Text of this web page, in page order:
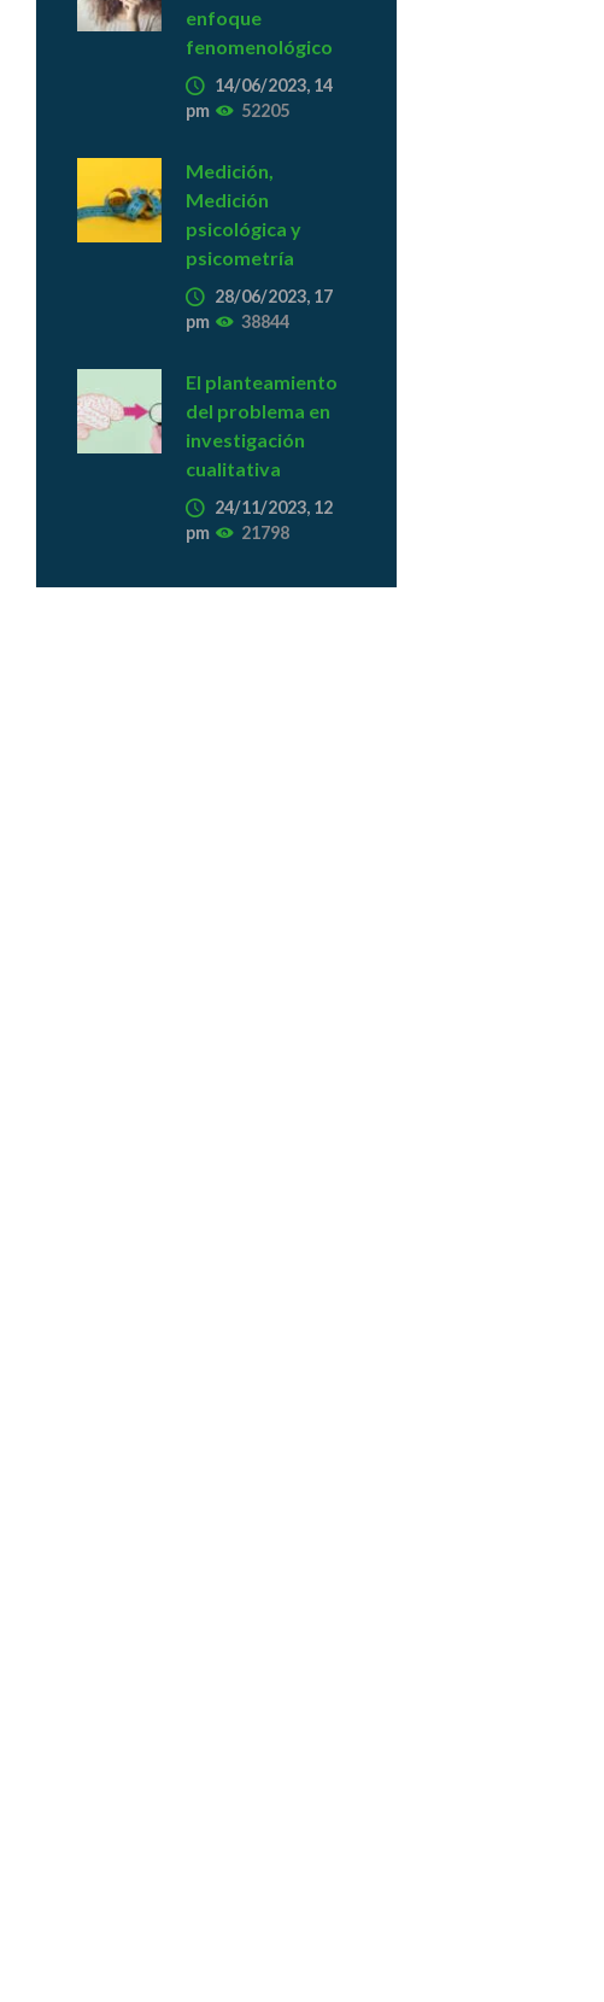
enfoque
fenomenológico
14/06/2023, 14
pm
52205
Medición,
Medición
psicológica y
psicometría
28/06/2023, 17
pm
38844
El planteamiento
del problema en
investigación
cualitativa
24/11/2023, 12
pm
21798